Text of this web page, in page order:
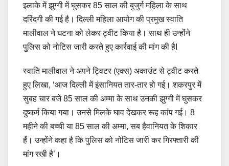
इलाके में झुग्गी में घुसकर 85 साल की बुजुर्ग महिला के साथ
दरिंदगी की गई है। दिल्ली महिला आयोग की प्रमुख स्वाति
मालीवाल ने घटना को लेकर ट्वीट किया है। साथ ही उन्होंने
पुलिस को नोटिस जारी करते हुए कार्रवाई की मांग की हैI
स्वाति मालीवाल ने अपने ट्विटर (एक्स) अकाउंट से ट्वीट करते
हुए लिखा, ‘आज दिल्ली में इंसानियत तार-तार हो गई। शकरपुर में
सुबह चार बजे 85 साल की अम्मा के साथ उनकी झुग्गी में घुसकर
दुष्कर्म किया गया। उनसे मिलके घाव देखकर रूह कांप गई। 8
महीने की बच्ची या 85 साल की अम्मा, सब हैवानियत के शिकार
हैं। उन्होंने कहा है कि पुलिस को नोटिस जारी कर गिरफ्तारी की
मांग रखी है’।